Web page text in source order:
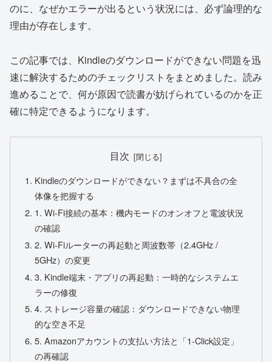
のに、なぜかエラーが出るという状況には、必ず論理的な
理由が存在します。
この記事では、Kindleのダウンロードができない問題を迅
速に解決するためのチェックリストをまとめました。読み
進めることで、何が原因で読書が妨げられているのかを正
確に特定できるようになります。
目次
Kindleのダウンロードができない？まずは不具合の全
体像を把握する
1. Wi-Fi接続の基本：機内モードのオンオフと電波状況
の確認
2. Wi-Fiルーターの再起動と周波数帯（2.4GHz /
5GHz）の変更
3. Kindle端末・アプリの再起動：一時的なシステムエ
ラーの修復
4. ストレージ容量の確認：ダウンロードできない物理
的な空き不足
5. Amazonアカウントの支払い方法と「1-Click設定」
の再確認